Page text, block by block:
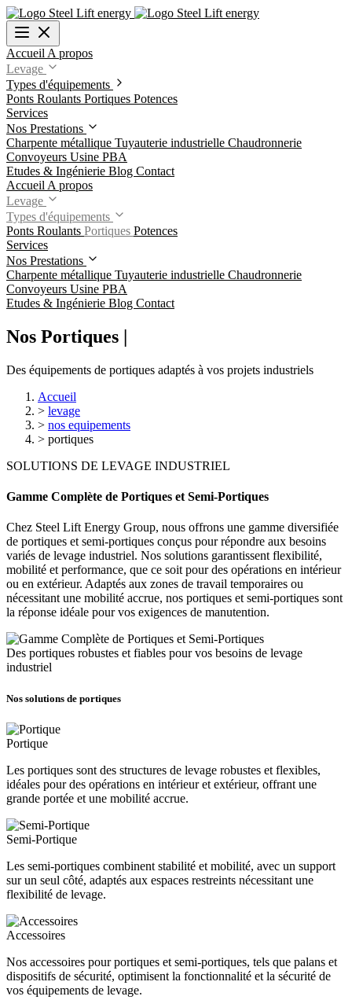
Accueil A propos
Levage
Types d'équipements
Ponts Roulants Portiques Potences
Services
Nos Prestations
Charpente métallique Tuyauterie industrielle Chaudronnerie
Convoyeurs Usine PBA
Etudes & Ingénierie Blog Contact
Accueil A propos
Levage
Types d'équipements
Ponts Roulants Portiques Potences
Services
Nos Prestations
Charpente métallique Tuyauterie industrielle Chaudronnerie
Convoyeurs Usine PBA
Etudes & Ingénierie Blog Contact
Nos Portiques |
Des équipements de portiques adaptés à vos projets industriels
Accueil
> levage
> nos equipements
> portiques
SOLUTIONS DE LEVAGE INDUSTRIEL
Gamme Complète de Portiques et Semi-Portiques
Chez Steel Lift Energy Group, nous offrons une gamme diversifiée
de portiques et semi-portiques conçus pour répondre aux besoins
variés de levage industriel. Nos solutions garantissent flexibilité,
mobilité et performance, que ce soit pour des opérations en intérieur
ou en extérieur. Adaptés aux zones de travail temporaires ou
nécessitant une mobilité accrue, nos portiques et semi-portiques sont
la réponse idéale pour vos exigences de manutention.
Des portiques robustes et fiables pour vos besoins de levage
industriel
Nos solutions de portiques
Portique
Les portiques sont des structures de levage robustes et flexibles,
idéales pour des opérations en intérieur et extérieur, offrant une
grande portée et une mobilité accrue.
Semi-Portique
Les semi-portiques combinent stabilité et mobilité, avec un support
sur un seul côté, adaptés aux espaces restreints nécessitant une
flexibilité de levage.
Accessoires
Nos accessoires pour portiques et semi-portiques, tels que palans et
dispositifs de sécurité, optimisent la fonctionnalité et la sécurité de
vos équipements de levage.